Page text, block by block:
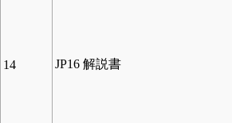
14 JP16 解説書